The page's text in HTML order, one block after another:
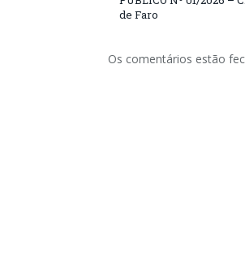
de Faro
Os comentários estão